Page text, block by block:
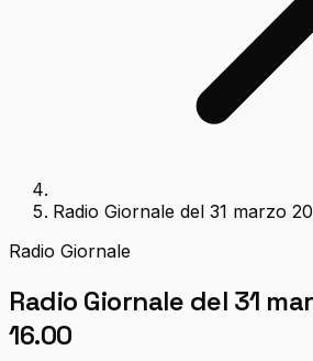
Radio Giornale del 31 marzo
Radio Giornale
Radio Giornale del 31
16.00